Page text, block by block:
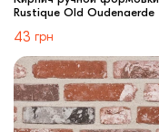
Rustique Old Oudenaerde
43 грн